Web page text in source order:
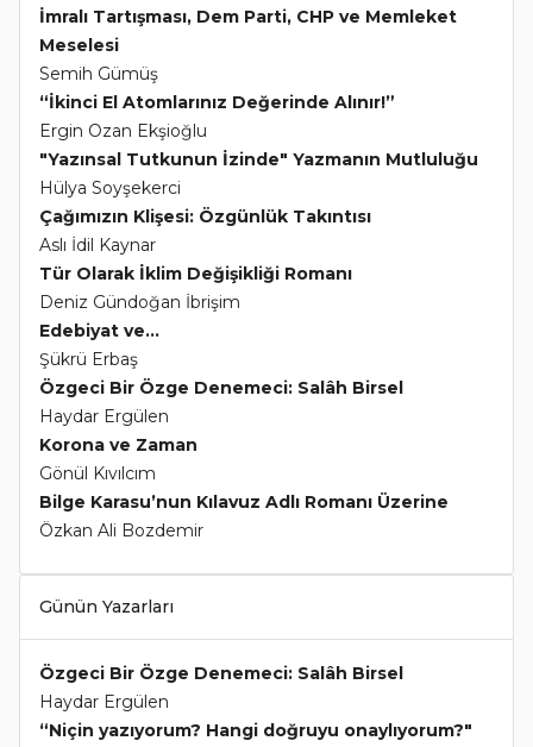
İmralı Tartışması, Dem Parti, CHP ve Memleket
Meselesi
Semih Gümüş
“İkinci El Atomlarınız Değerinde Alınır!”
Ergin Ozan Ekşioğlu
"Yazınsal Tutkunun İzinde" Yazmanın Mutluluğu
Hülya Soyşekerci
Çağımızın Klişesi: Özgünlük Takıntısı
Aslı İdil Kaynar
Tür Olarak İklim Değişikliği Romanı
Deniz Gündoğan İbrişim
Edebiyat ve...
Şükrü Erbaş
Özgeci Bir Özge Denemeci: Salâh Birsel
Haydar Ergülen
Korona ve Zaman
Gönül Kıvılcım
Bilge Karasu’nun Kılavuz Adlı Romanı Üzerine
Özkan Ali Bozdemir
Günün Yazarları
Özgeci Bir Özge Denemeci: Salâh Birsel
Haydar Ergülen
“Niçin yazıyorum? Hangi doğruyu onaylıyorum?"